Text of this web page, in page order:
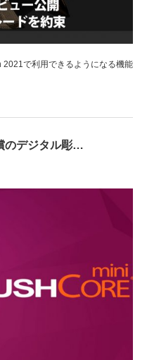
で利用できるようになる機能
のデジタル彫…